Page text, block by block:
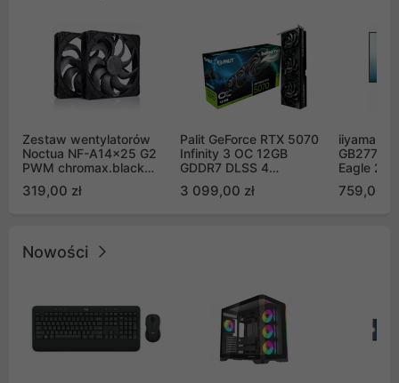
Zestaw wentylatorów
Noctua NF-A14x25 G2
PWM chromax.black
Push Pull (2szt)
319,00 zł
Palit GeForce RTX 5070
Infinity 3 OC 12GB
GDDR7 DLSS 4
GB2050S)
3 099,00 zł
iiyama G-
Eagle 27"
759,00 zł
Nowości